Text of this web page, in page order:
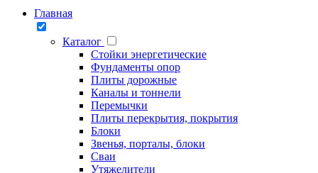
Главная
Каталог
Стойки энергетические
Фундаменты опор
Плиты дорожные
Каналы и тоннели
Перемычки
Плиты перекрытия, покрытия
Блоки
Звенья, порталы, блоки
Сваи
Утяжелители